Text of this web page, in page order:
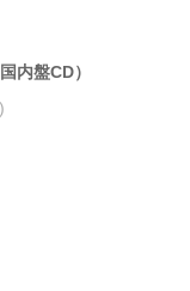
内盤CD）